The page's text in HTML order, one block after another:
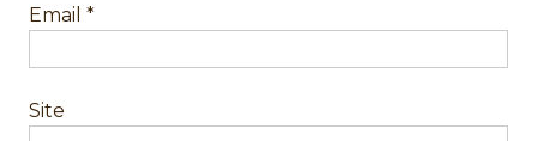
Email *
Site